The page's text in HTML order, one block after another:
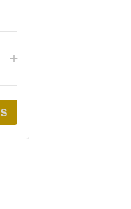
INCREASE
QUANTITY
FOR
MOCB
29.08.26
+